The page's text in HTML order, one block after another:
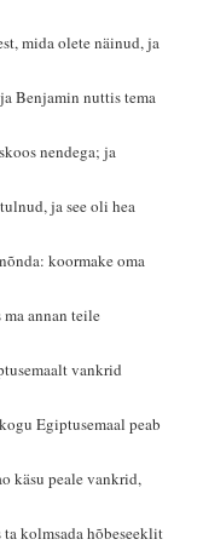
mida olete näinud, ja
Benjamin nuttis tema
nendega; ja
ja see oli hea
koormake oma
annan teile
vankrid
Egiptusemaal peab
käsu peale vankrid,
kolmsada hõbeseeklit